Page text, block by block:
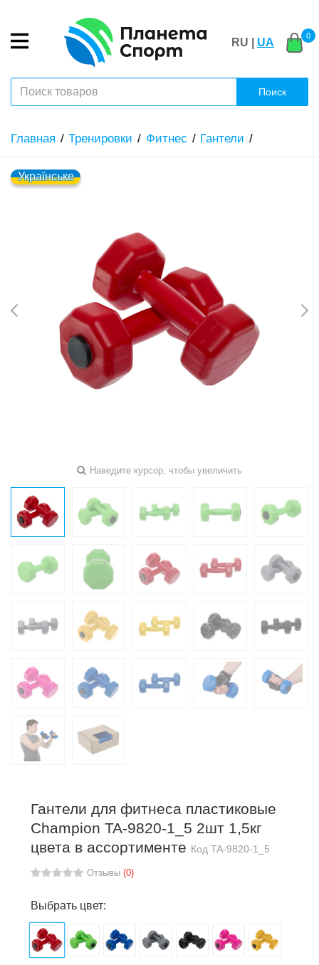
RU | UA
0
Поиск
Главная Тренировки Фитнес Гантели
Українське
Наведите курсор, чтобы увеличить
Гантели для фитнеса пластиковые
Champion TA-9820-1_5 2шт 1,5кг
цвета в ассортименте Код TA-9820-1_5
Отзывы (0)
Выбрать цвет: